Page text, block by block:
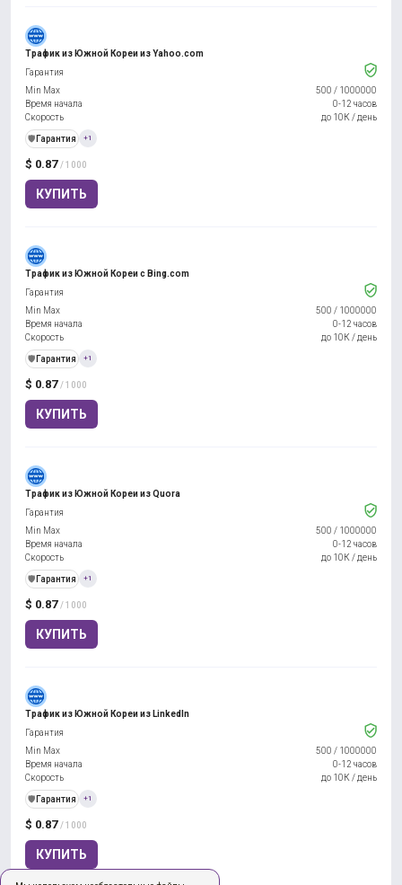
Трафик из Южной Кореи из Yahoo.com
$ 0.87 / 1000
КУПИТЬ
Гарантия
Min Max
500 / 1000000
Время начала
0-12 часов
Скорость
до 10К / день
️🛡️ Гарантия +1
Трафик из Южной Кореи с Bing.com
$ 0.87 / 1000
КУПИТЬ
Гарантия
Min Max
500 / 1000000
Время начала
0-12 часов
Скорость
до 10К / день
️🛡️ Гарантия +1
Трафик из Южной Кореи из Quora
$ 0.87 / 1000
КУПИТЬ
Гарантия
Min Max
500 / 1000000
Время начала
0-12 часов
Скорость
до 10К / день
️🛡️ Гарантия +1
Трафик из Южной Кореи из LinkedIn
$ 0.87 / 1000
КУПИТЬ
Гарантия
Min Max
500 / 1000000
Время начала
0-12 часов
Скорость
до 10К / день
️🛡️ Гарантия +1